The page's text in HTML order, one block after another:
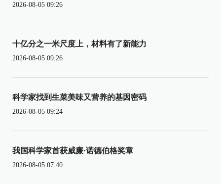
2026-08-05 09:26
十亿分之一米尺度上，材料有了新能力
2026-08-05 09:26
科学家找到生菜美味又营养的基因密码
2026-08-05 09:24
我国科学家首获威廉·诺德伯格奖章
2026-08-05 07:40